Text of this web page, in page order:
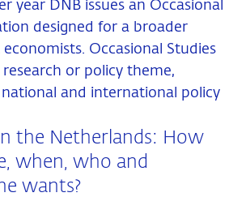
year DNB issues an Occasional
designed for a broader
Occasional Studies
or policy theme,
and international policy
the Netherlands: How
when, who and
wants?